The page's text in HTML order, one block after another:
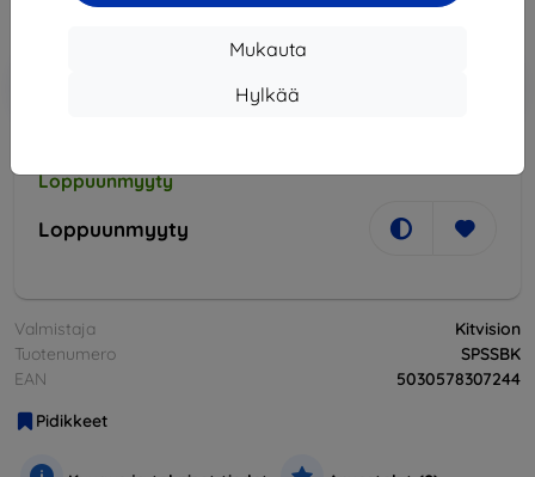
Mukauta
Hylkää
Loppuunmyyty
Loppuunmyyty
Valmistaja
Kitvision
Tuotenumero
SPSSBK
EAN
5030578307244
Pidikkeet